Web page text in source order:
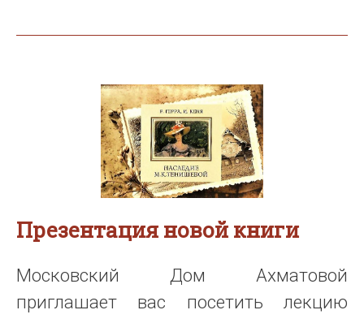
Презентация новой книги
Московский Дом Ахматовой
приглашает вас посетить лекцию